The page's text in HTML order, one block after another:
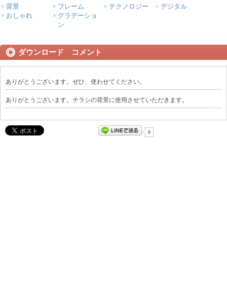
背景 フレーム テクノロジー
デジタル
おしゃれ
グラデーショ
ン
ダウンロード コメント
ありがとうございます。ぜひ、使わせてください。
ありがとうございます。チラシの背景に使用させていただきます。
0